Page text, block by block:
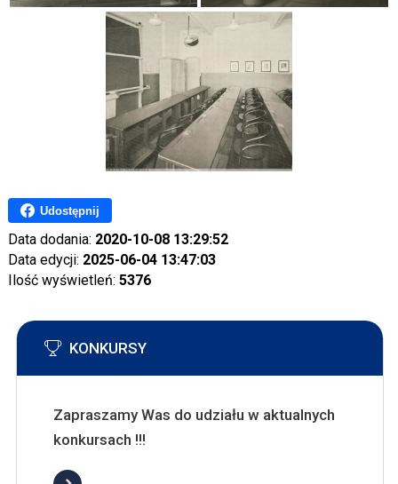
Udostępnij
Data dodania: 2020-10-08 13:29:52
Data edycji: 2025-06-04 13:47:03
Ilość wyświetleń: 5376
KONKURSY
Zapraszamy Was do udziału w aktualnych
konkursach !!!